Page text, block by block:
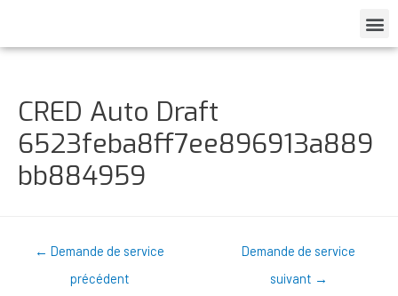
CRED Auto Draft
6523feba8ff7ee896913a889
bb884959
← Demande de service
précédent
Demande de service
suivant →